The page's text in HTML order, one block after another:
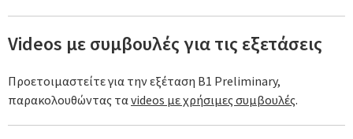
Videos με συμβουλές για τις εξετάσεις
Προετοιμαστείτε για την εξέταση B1 Preliminary,
παρακολουθώντας τα videos με χρήσιμες συμβουλές.